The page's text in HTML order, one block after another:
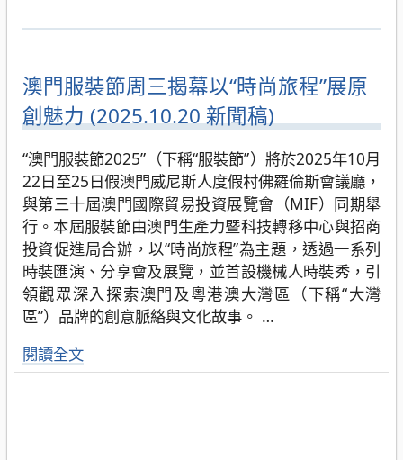
澳門服裝節周三揭幕以“時尚旅程”展原
創魅力 (2025.10.20 新聞稿)
“澳門服裝節2025”（下稱“服裝節”）將於2025年10月
22日至25日假澳門威尼斯人度假村佛羅倫斯會議廳，
與第三十屆澳門國際貿易投資展覽會（MIF）同期舉
行。本屆服裝節由澳門生產力暨科技轉移中心與招商
投資促進局合辦，以“時尚旅程”為主題，透過一系列
時裝匯演、分享會及展覽，並首設機械人時裝秀，引
領觀眾深入探索澳門及粵港澳大灣區（下稱“大灣
區”）品牌的創意脈絡與文化故事。 …
閱讀全文